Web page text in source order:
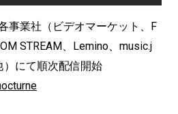
事業社（ビデオマーケット、F
STREAM、Lemino、music.j
にて順次配信開始